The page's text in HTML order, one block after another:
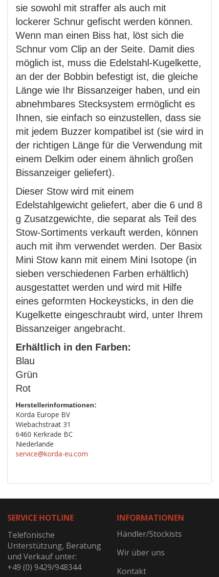
sie sowohl mit straffer als auch mit
lockerer Schnur gefischt werden können.
Wenn man einen Biss hat, löst sich die
Schnur vom Clip an der Seite. Damit dies
möglich ist, muss die Edelstahl-Kugelkette,
an der der Bobbin befestigt ist, die gleiche
Länge wie Ihr Bissanzeiger haben, und ein
abnehmbares Stecksystem ermöglicht es
Ihnen, sie einfach so einzustellen, dass sie
mit jedem Buzzer kompatibel ist (sie wird in
der richtigen Länge für die Verwendung mit
einem Delkim oder einem ähnlich großen
Bissanzeiger geliefert).
Dieser Stow wird mit einem
Edelstahlgewicht geliefert, aber die 6 und 8
g Zusatzgewichte, die separat als Teil des
Stow-Sortiments verkauft werden, können
auch mit ihm verwendet werden. Der Basix
Mini Stow kann mit einem Mini Isotope (in
sieben verschiedenen Farben erhältlich)
ausgestattet werden und wird mit Hilfe
eines geformten Hockeysticks, in den die
Kugelkette eingeschraubt wird, unter Ihrem
Bissanzeiger angebracht.
Erhältlich in den Farben:
Blau
Grün
Rot
Herstellerinformationen:
Korda Europe BV
Wiebachstraat 31
6460 Kerkrade BC
Niederlande
service@korda-eu.com
SERVICE HOTLINE
Telefonische
Unterstützung, Beratung
und Verkauf unter:
+49 (0) 9429/948344
INFORMATIONEN
Händler/Stockists
Wir über uns
Kontakt